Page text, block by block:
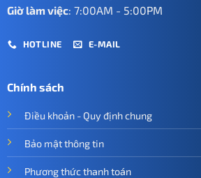
Giờ làm việc: 7:00AM - 5:00PM
HOTLINE E-MAIL
Chính sách
Điều khoản - Quy định chung
Bảo mật thông tin
Phương thức thanh toán